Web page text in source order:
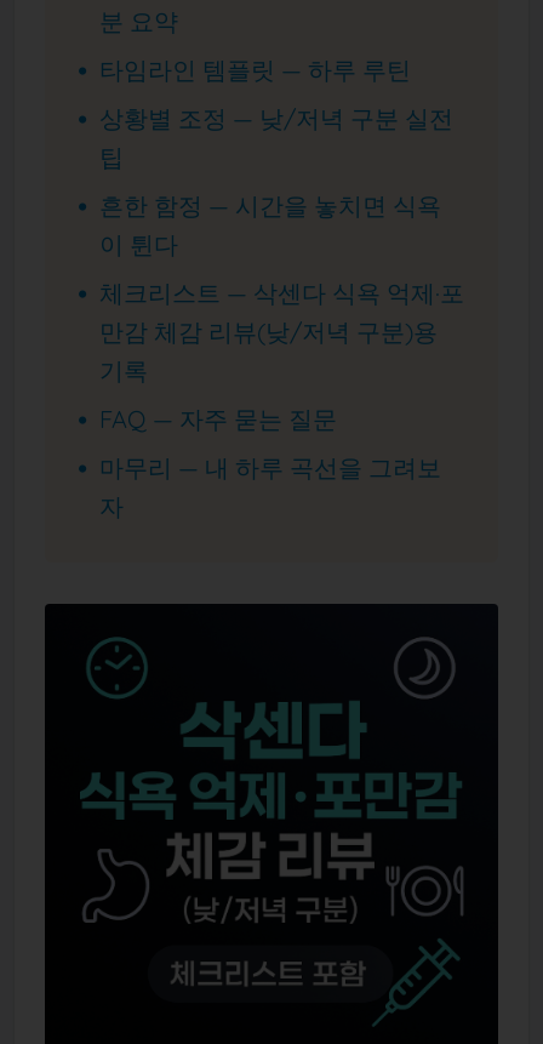
분 요약
타임라인 템플릿 — 하루 루틴
상황별 조정 — 낮/저녁 구분 실전
팁
흔한 함정 — 시간을 놓치면 식욕
이 튄다
체크리스트 — 삭센다 식욕 억제·포
만감 체감 리뷰(낮/저녁 구분)용
기록
FAQ — 자주 묻는 질문
마무리 — 내 하루 곡선을 그려보
자